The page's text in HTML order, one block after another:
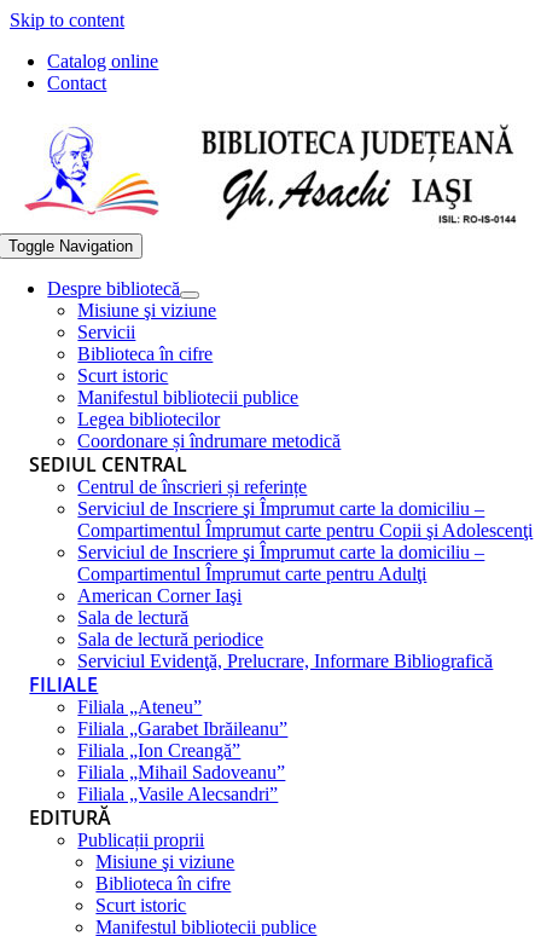
Skip to content
Catalog online
Contact
Toggle Navigation
Despre bibliotecă
Misiune şi viziune
Servicii
Biblioteca în cifre
Scurt istoric
Manifestul bibliotecii publice
Legea bibliotecilor
Coordonare și îndrumare metodică
SEDIUL CENTRAL
Centrul de înscrieri și referințe
Serviciul de Inscriere şi Împrumut carte la domiciliu –
Compartimentul Împrumut carte pentru Copii şi Adolescenţi
Serviciul de Inscriere şi Împrumut carte la domiciliu –
Compartimentul Împrumut carte pentru Adulţi
American Corner Iaşi
Sala de lectură
Sala de lectură periodice
Serviciul Evidenţă, Prelucrare, Informare Bibliografică
FILIALE
Filiala „Ateneu”
Filiala „Garabet Ibrăileanu”
Filiala „Ion Creangă”
Filiala „Mihail Sadoveanu”
Filiala „Vasile Alecsandri”
EDITURĂ
Publicații proprii
Misiune şi viziune
Biblioteca în cifre
Scurt istoric
Manifestul bibliotecii publice